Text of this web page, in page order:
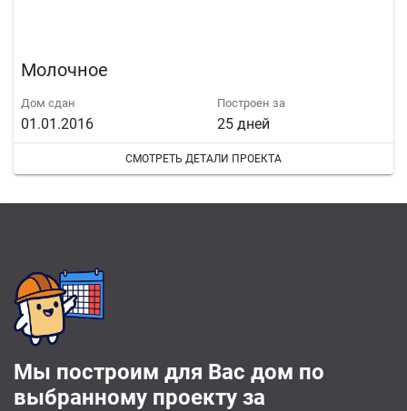
Молочное
Дом сдан
01.01.2016
Построен за
25 дней
СМОТРЕТЬ ДЕТАЛИ ПРОЕКТА
Мы построим для Вас дом по
выбранному проекту за